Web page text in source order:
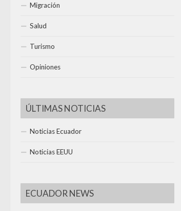
Migración
Salud
Turismo
Opiniones
ÚLTIMAS NOTICIAS
Noticias Ecuador
Noticias EEUU
ECUADOR NEWS